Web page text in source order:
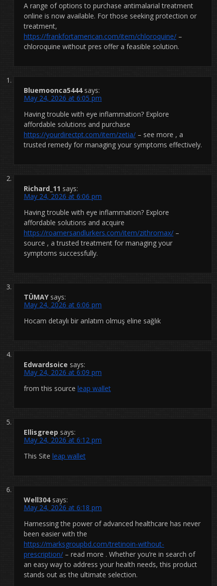
A range of options to purchase antimalarial treatment
online is now available. For those seeking protection or
treatment,
https://frankfortamerican.com/item/chloroquine/ –
chloroquine without pres offer a feasible solution.
Bluemoonca5444 says:
May 24, 2026 at 6:05 pm
Having trouble with eye inflammation? Explore
affordable solutions and purchase
https://yourdirectpt.com/item/zetia/ – see more , a
trusted remedy for managing your symptoms effectively.
Richard_11 says:
May 24, 2026 at 6:06 pm
Having trouble with eye inflammation? Explore
affordable solutions and acquire
https://roamersandlurkers.com/item/zithromax/ –
source , a trusted treatment for managing your
symptoms successfully.
TÜMAY says:
May 24, 2026 at 6:06 pm
Hocam detaylı bir anlatım olmuş eline sağlık
Edwardsoice says:
May 24, 2026 at 6:09 pm
from this source leap wallet
Ellisgreep says:
May 24, 2026 at 6:12 pm
This Site leap wallet
Well304 says:
May 24, 2026 at 6:18 pm
Harnessing the power of advanced healthcare has never
been easier with the
https://marksgroupbd.com/tretinoin-without-
prescription/ – read more . Whether you’re in search of
an easy way to address your health needs, this product
stands out as the ultimate selection.